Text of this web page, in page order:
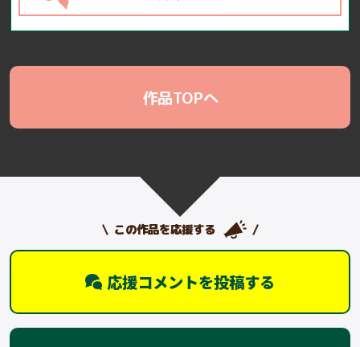
作品TOPへ
この作品を応援する
応援コメントを投稿する